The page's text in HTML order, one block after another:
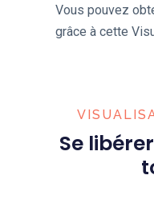
Vous pouvez
grâce à cette
Se